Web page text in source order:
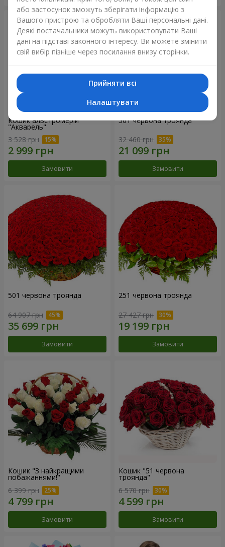
Кошик альстромерій
"Акварель"
3 528 грн
Замовити
301 червона троянда
32 460 грн
Замовити
501 червона троянда
64 907 грн
Замовити
251 червона троянда
27 427 грн
Замовити
Кошик "З найкращими
побажаннями!"
6 399 грн
Замовити
Кошик "51 червона
троянда"
6 570 грн
Замовити
або застосунок зможуть зберігати інформацію з
Вашого пристрою та обробляти Ваші персональні дані.
Деякі постачальники можуть використовувати Ваші
дані на підставі законного інтересу. Ви можете змінити
свій вибір пізніше через посилання внизу сторінки.
Прийняти всі
Налаштувати